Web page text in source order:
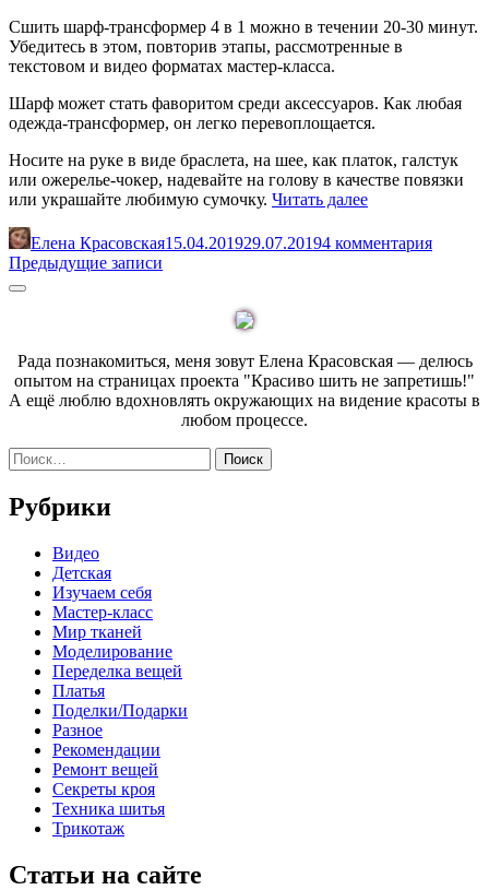
Сшить шарф-трансформер 4 в 1 можно в течении 20-30 минут.
Убедитесь в этом, повторив этапы, рассмотренные в
текстовом и видео форматах мастер-класса.
Шарф может стать фаворитом среди аксессуаров. Как любая
одежда-трансформер, он легко перевоплощается.
Носите на руке в виде браслета, на шее, как платок, галстук
или ожерелье-чокер, надевайте на голову в качестве повязки
или украшайте любимую сумочку. Читать далее«Как
шарф-
трансформер
Елена Красовская15.04.201929.07.20194 комментария
Навигация
по
Предыдущие записи
Sidebar
Рада познакомиться, меня зовут Елена Красовская — делюсь
опытом на страницах проекта "Красиво шить не запретишь!"
А ещё люблю вдохновлять окружающих на видение красоты в
любом процессе.
Найти:
Рубрики
Видео
Детская
Изучаем себя
Мастер-класс
Мир тканей
Моделирование
Переделка вещей
Платья
Поделки/Подарки
Разное
Рекомендации
Ремонт вещей
Секреты кроя
Техника шитья
Трикотаж
Статьи на сайте